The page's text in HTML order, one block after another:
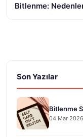
Bitlenme:
Son Yazılar
Bitlenme
04 Mar 2026